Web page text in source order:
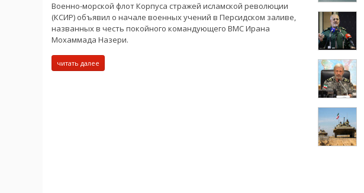
Военно-морской флот Корпуса стражей исламской революции
(КСИР) объявил о начале военных учений в Персидском заливе,
названных в честь покойного командующего ВМС Ирана
Мохаммада Назери.
читать далее